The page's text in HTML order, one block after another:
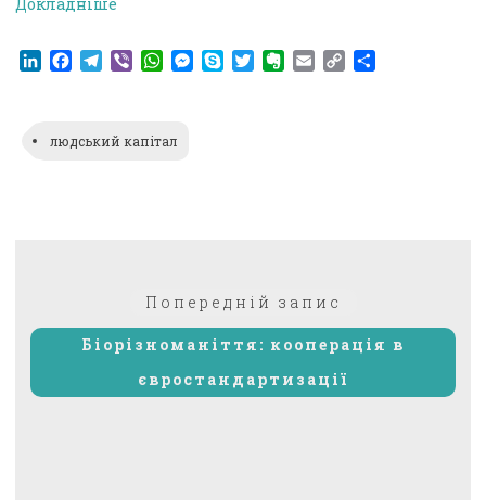
LinkedIn
Facebook
Telegram
ViberWhatsApp
Messenger
SkypeTwitterEvernote
EmailCopy
людський капітал
Попередній запис
Біорізноманіття: кооперація в
євростандартизації